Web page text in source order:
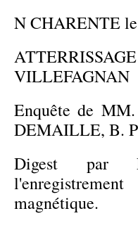
N CHARENTE
VILLEFAGNAN
Enquête de
DEMAILLE, B.
Digest par
magnétique.